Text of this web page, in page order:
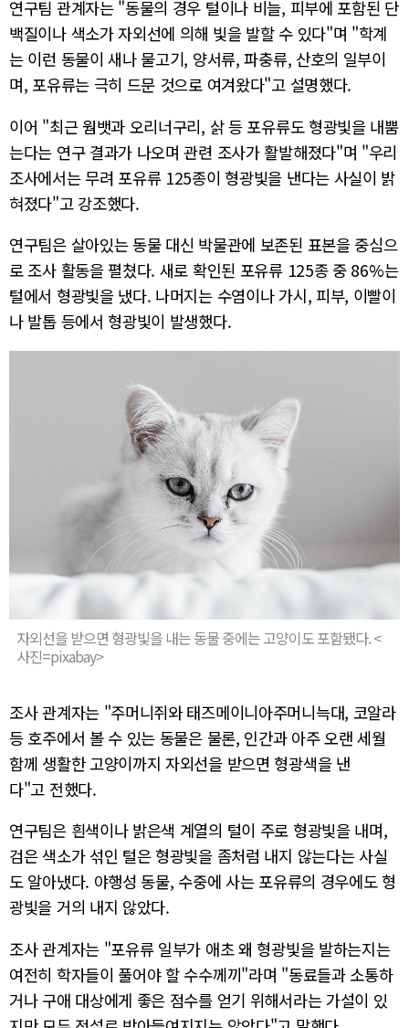
연구팀 관계자는 "동물의 경우 털이나 비늘, 피부에 포함된 단
백질이나 색소가 자외선에 의해 빛을 발할 수 있다"며 "학계
는 이런 동물이 새나 물고기, 양서류, 파충류, 산호의 일부이
며, 포유류는 극히 드문 것으로 여겨왔다"고 설명했다.
이어 "최근 웜뱃과 오리너구리, 삵 등 포유류도 형광빛을 내뿜
는다는 연구 결과가 나오며 관련 조사가 활발해졌다"며 "우리
조사에서는 무려 포유류 125종이 형광빛을 낸다는 사실이 밝
혀졌다"고 강조했다.
연구팀은 살아있는 동물 대신 박물관에 보존된 표본을 중심으
로 조사 활동을 펼쳤다. 새로 확인된 포유류 125종 중 86%는
털에서 형광빛을 냈다. 나머지는 수염이나 가시, 피부, 이빨이
나 발톱 등에서 형광빛이 발생했다.
자외선을 받으면 형광빛을 내는 동물 중에는 고양이도 포함됐다. <
사진=pixabay>
조사 관계자는 "주머니쥐와 태즈메이니아주머니늑대, 코알라
등 호주에서 볼 수 있는 동물은 물론, 인간과 아주 오랜 세월
함께 생활한 고양이까지 자외선을 받으면 형광색을 낸
다"고 전했다.
연구팀은 흰색이나 밝은색 계열의 털이 주로 형광빛을 내며,
검은 색소가 섞인 털은 형광빛을 좀처럼 내지 않는다는 사실
도 알아냈다. 야행성 동물, 수중에 사는 포유류의 경우에도 형
광빛을 거의 내지 않았다.
조사 관계자는 "포유류 일부가 애초 왜 형광빛을 발하는지는
여전히 학자들이 풀어야 할 수수께끼"라며 "동료들과 소통하
거나 구애 대상에게 좋은 점수를 얻기 위해서라는 가설이 있